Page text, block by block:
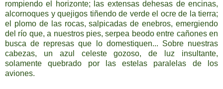
rompiendo el horizonte; las extensas dehesas de encinas,
alcornoques y quejigos tiñendo de verde el ocre de la tierra;
el plomo de las rocas, salpicadas de enebros, emergiendo
del río que, a nuestros pies, serpea beodo entre cañones en
busca de represas que lo domestiquen... Sobre nuestras
cabezas, un azul celeste gozoso, de luz insultante,
solamente quebrado por las estelas paralelas de los
aviones.